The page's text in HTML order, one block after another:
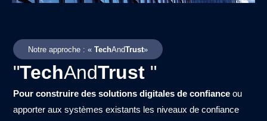
Notre approche : «TechAndTrust»
"TechAndTrust "
Pour construire des solutions digitales de confianceou
apporter aux systèmes existants les niveaux de confiance